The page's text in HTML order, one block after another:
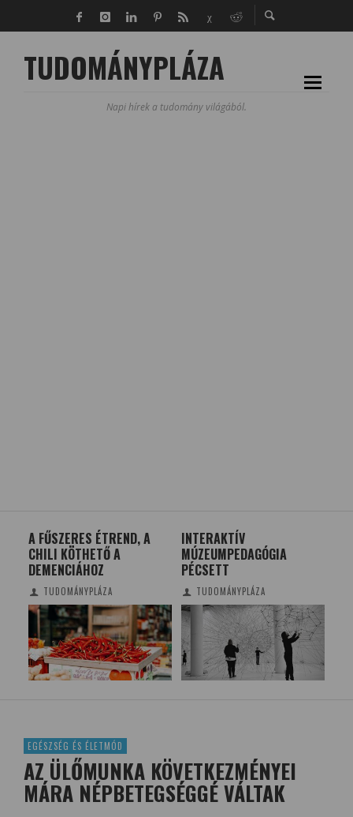
TUDOMÁNYPLÁZA
Napi hírek a tudomány világából.
A FŰSZERES ÉTREND, A
CHILI KÖTHETŐ A
DEMENCIÁHOZ
TUDOMÁNYPLÁZA
INTERAKTÍV
MÚZEUMPEDAGÓGIA
PÉCSETT
TUDOMÁNYPLÁZA
EGÉSZSÉG ÉS ÉLETMÓD
AZ ÜLŐMUNKA KÖVETKEZMÉNYEI
MÁRA NÉPBETEGSÉGGÉ VÁLTAK